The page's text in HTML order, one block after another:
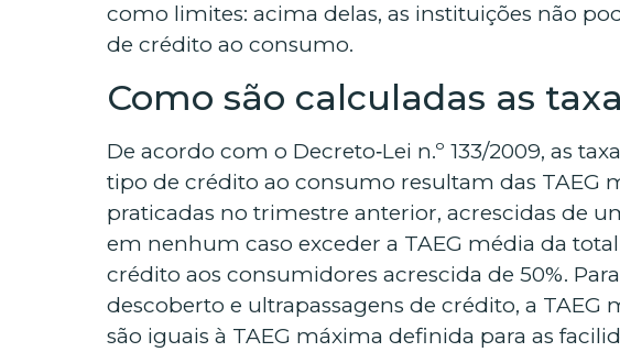
como limites: acima delas, as instituições não
de crédito ao consumo.
Como são calculadas as
De acordo com o Decreto‑Lei n.º 133/2009, as
tipo de crédito ao consumo resultam das TAEG
praticadas no trimestre anterior, acrescidas de
em nenhum caso exceder a TAEG média da
crédito aos consumidores acrescida de 50%.
descoberto e ultrapassagens de crédito, a TAEG
são iguais à TAEG máxima definida para as